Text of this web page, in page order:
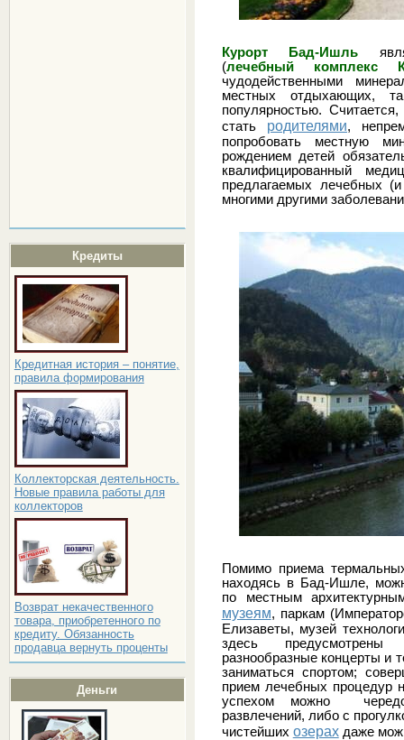
Кредиты
Кредитная история – понятие,
правила формирования
Коллекторская деятельность.
Новые правила работы для
коллекторов
Возврат некачественного
товара, приобретенного по
кредиту. Обязанность
продавца вернуть проценты
Деньги
Курорт Бад-Ишль
(лечебный комплекс
чудодейственными
местных отдыхающих,
популярностью.
стать родителями,
попробовать местную
рождением детей
квалифицированный
предлагаемых лечебных
многими другими
Помимо приема
находясь в Бад-Ишле,
по местным
музеям, паркам
Елизаветы, музей
здесь предусмотрены
разнообразные концерты и
заниматься спортом;
прием лечебных процедур
успехом можно
развлечений, либо с
чистейших озерахдаже